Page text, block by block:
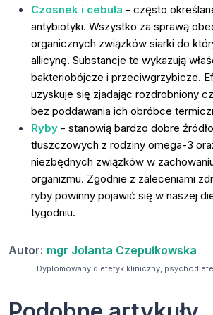
Czosnek i cebula - często
antybiotyki. Wszystko za sprawą
organicznych związków siarki do
allicynę. Substancje te wykazują
bakteriobójcze i przeciwgrzybicze.
uzyskuje się zjadając rozdrobniony
bez poddawania ich obróbce
Ryby - stanowią bardzo dobre
tłuszczowych z rodziny omega-3
niezbędnych związków w
organizmu. Zgodnie z zaleceniami
ryby powinny pojawić się w naszej
tygodniu.
Autor: mgr Jolanta Czepułkowska
Dyplomowany dietetyk kliniczny,